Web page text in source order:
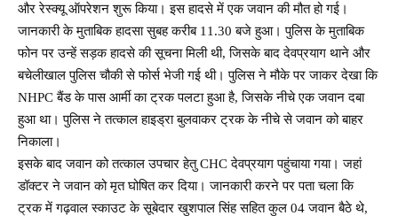
और रेस्क्यू ऑपरेशन शुरू किया। इस हादसे में एक जवान की मौत हो गई।
जानकारी के मुताबिक हादसा सुबह करीब 11.30 बजे हुआ। पुलिस के मुताबिक
फोन पर उन्हें सड़क हादसे की सूचना मिली थी, जिसके बाद देवप्रयाग थाने और
बचेलीखाल पुलिस चौकी से फोर्स भेजी गई थी। पुलिस ने मौके पर जाकर देखा कि
NHPC बैंड के पास आर्मी का ट्रक पलटा हुआ है, जिसके नीचे एक जवान दबा
हुआ था। पुलिस ने तत्काल हाइड्रा बुलवाकर ट्रक के नीचे से जवान को बाहर
निकाला।
इसके बाद जवान को तत्काल उपचार हेतु CHC देवप्रयाग पहुंचाया गया। जहां
डॉक्टर ने जवान को मृत घोषित कर दिया। जानकारी करने पर पता चला कि
ट्रक में गढ़वाल स्काउट के सूबेदार खुशपाल सिंह सहित कुल 04 जवान बैठे थे,